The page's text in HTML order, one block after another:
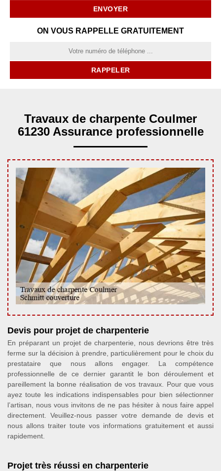
ON VOUS RAPPELLE GRATUITEMENT
Travaux de charpente Coulmer
61230 Assurance professionnelle
Devis pour projet de charpenterie
En préparant un projet de charpenterie, nous devrions être très
ferme sur la décision à prendre, particulièrement pour le choix du
prestataire que nous allons engager. La compétence
professionnelle de ce dernier garantit le bon déroulement et
pareillement la bonne réalisation de vos travaux. Pour que vous
ayez toute les indications indispensables pour bien sélectionner
l’artisan, nous vous invitons de ne pas hésiter à nous faire appel
directement. Veuillez-nous passer votre demande de devis et
nous allons traiter toute vos informations gratuitement et aussi
rapidement.
Projet très réussi en charpenterie